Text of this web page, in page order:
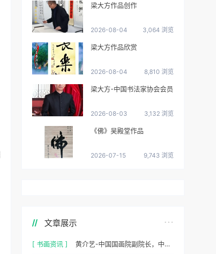
梁大方作品创作
2026-08-04 3,064 浏览
梁大方作品欣赏
2026-08-04 8,810 浏览
梁大方-中国书法家协会会员
2026-08-03 3,132 浏览
《佛》吴殿堂作品
2026-07-15 9,743 浏览
文章展示
[ 书画资讯 ] 黄介艺-中国国画院副院长，中国民间书画家协会副主席